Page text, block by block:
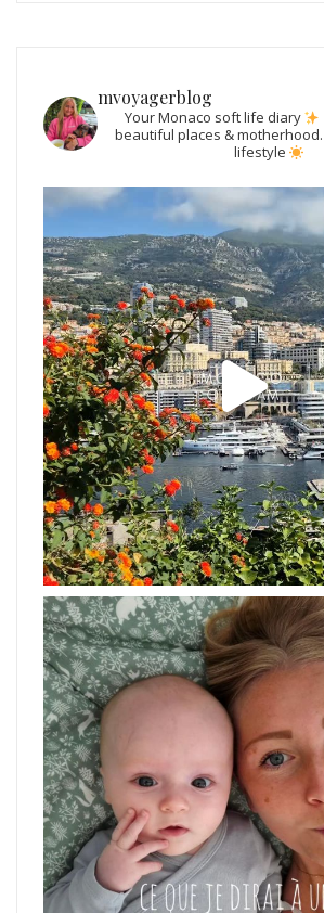
mvoyagerblog
Your Monaco soft life diary
beautiful places & motherhood.
lifestyle